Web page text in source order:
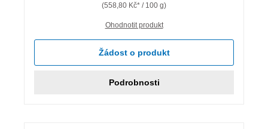
(558,80 Kč* / 100 g)
Ohodnotit produkt
Žádost o produkt
Podrobnosti